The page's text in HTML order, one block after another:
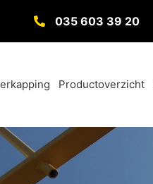
035 603 39 20
Productoverzicht